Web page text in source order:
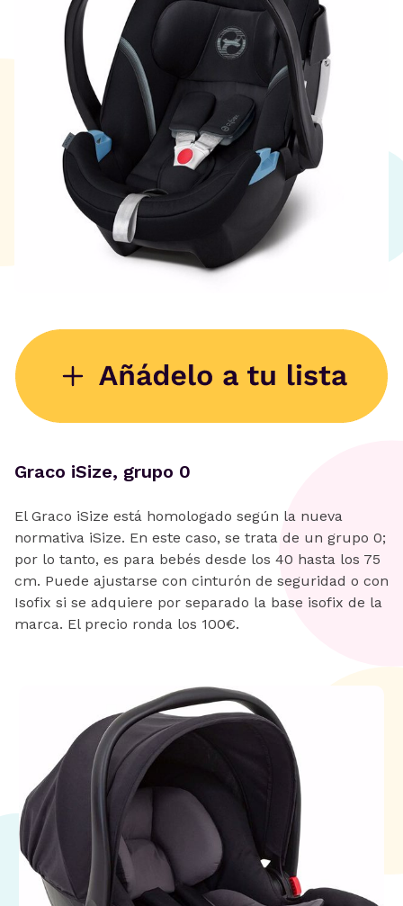
Graco iSize, grupo 0
El Graco iSize está homologado según la nueva
normativa iSize. En este caso, se trata de un grupo 0;
por lo tanto, es para bebés desde los 40 hasta los 75
cm. Puede ajustarse con cinturón de seguridad o con
Isofix si se adquiere por separado la base isofix de la
marca. El precio ronda los 100€.